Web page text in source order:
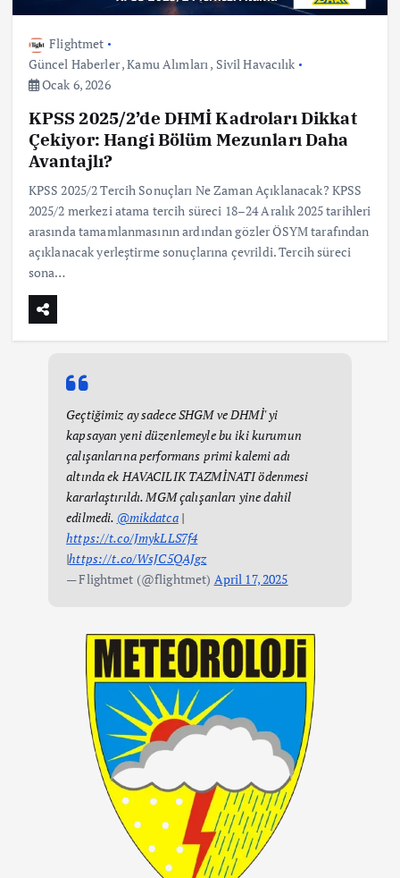
Flightmet
Güncel Haberler,Kamu Alımları, Sivil Havacılık
Ocak 6, 2026
KPSS 2025/2’de DHMİ Kadroları Dikkat
Çekiyor: Hangi Bölüm Mezunları Daha
Avantajlı?
KPSS 2025/2 Tercih Sonuçları Ne Zaman Açıklanacak? KPSS
2025/2 merkezi atama tercih süreci 18–24 Aralık 2025 tarihleri
arasında tamamlanmasının ardından gözler ÖSYM tarafından
açıklanacak yerleştirme sonuçlarına çevrildi. Tercih süreci
sona…
Geçtiğimiz ay sadece SHGM ve DHMİ' yi
kapsayan yeni düzenlemeyle bu iki kurumun
çalışanlarına performans primi kalemi adı
altında ek HAVACILIK TAZMİNATI ödenmesi
kararlaştırıldı. MGM çalışanları yine dahil
edilmedi. @mikdatca|
https://t.co/JmykLLS7f4
|https://t.co/WsJC5QAJgz
— Flightmet (@flightmet) April 17, 2025